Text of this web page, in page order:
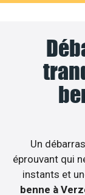
Un
éprouvant qui
instants et
benne à